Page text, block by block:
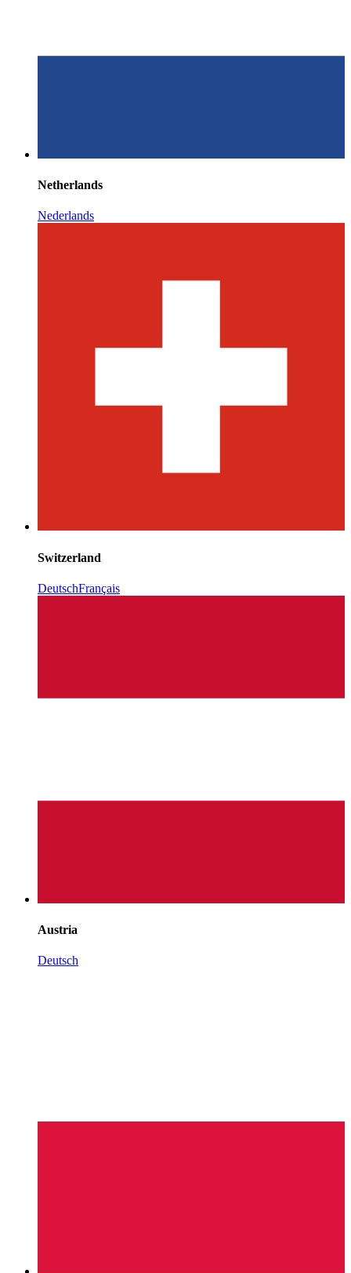
Netherlands
Nederlands
Switzerland
DeutschFrançais
Austria
Deutsch